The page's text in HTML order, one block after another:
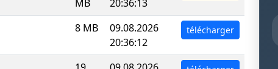
MB
20:36:13
8 MB
09.08.2026
20:36:12
télécharger